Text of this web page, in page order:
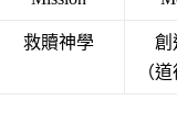
救贖神學
創
（